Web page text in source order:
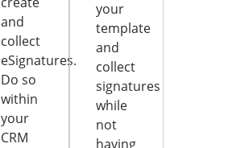
and
collect
eSignatures.
Do so
within
your
CRM
your
template
and
collect
signatures
while
not
having